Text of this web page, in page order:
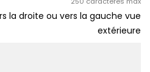
la droite ou vers la gauche vue
extérieure